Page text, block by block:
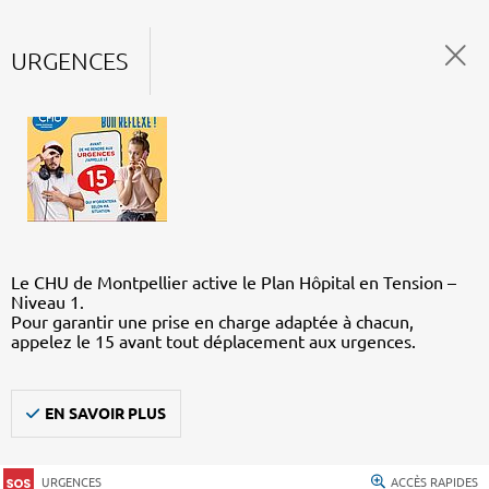
URGENCES
Le CHU de Montpellier active le Plan Hôpital en Tension –
Niveau 1.
Pour garantir une prise en charge adaptée à chacun,
appelez le 15 avant tout déplacement aux urgences.
EN SAVOIR PLUS
URGENCES ACCÈS RAPIDES